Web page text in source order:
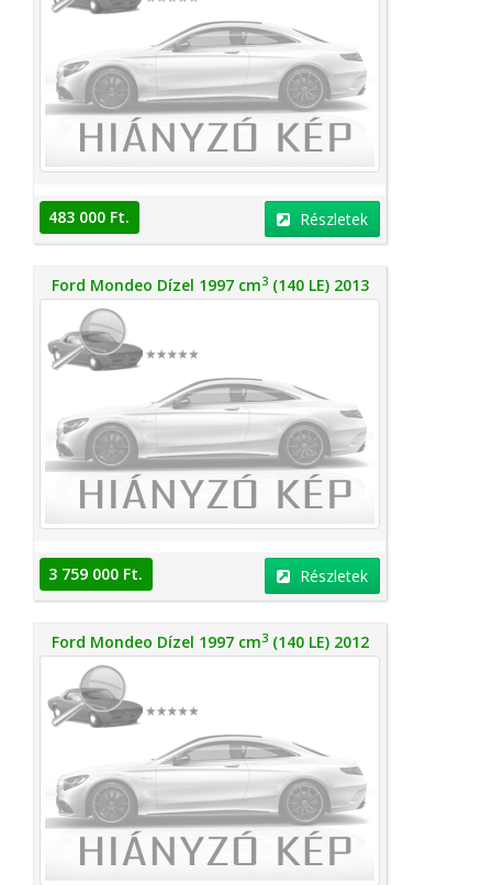
483 000 Ft. Részletek
Ford Mondeo Dízel 1997 cm3(140 LE) 2013
3 759 000 Ft. Részletek
Ford Mondeo Dízel 1997 cm3(140 LE) 2012